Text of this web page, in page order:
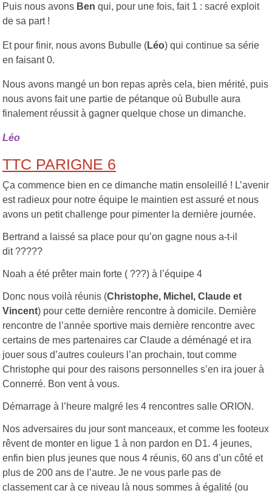
Puis nous avons Ben qui, pour une fois, fait 1 : sacré exploit
de sa part !
Et pour finir, nous avons Bubulle (Léo) qui continue sa série
en faisant 0.
Nous avons mangé un bon repas après cela, bien mérité, puis
nous avons fait une partie de pétanque où Bubulle aura
finalement réussit à gagner quelque chose un dimanche.
Léo
TTC PARIGNE 6
Ça commence bien en ce dimanche matin ensoleillé ! L’avenir
est radieux pour notre équipe le maintien est assuré et nous
avons un petit challenge pour pimenter la dernière journée.
Bertrand a laissé sa place pour qu’on gagne nous a-t-il
dit ?????
Noah a été prêter main forte ( ???) à l’équipe 4
Donc nous voilà réunis (Christophe, Michel, Claude et
Vincent) pour cette dernière rencontre à domicile. Dernière
rencontre de l’année sportive mais dernière rencontre avec
certains de mes partenaires car Claude a déménagé et ira
jouer sous d’autres couleurs l’an prochain, tout comme
Christophe qui pour des raisons personnelles s’en ira jouer à
Connerré. Bon vent à vous.
Démarrage à l’heure malgré les 4 rencontres salle ORION.
Nos adversaires du jour sont manceaux, et comme les footeux
rêvent de monter en ligue 1 à non pardon en D1. 4 jeunes,
enfin bien plus jeunes que nous 4 réunis, 60 ans d’un côté et
plus de 200 ans de l’autre. Je ne vous parle pas de
classement car à ce niveau là nous sommes à égalité (ou